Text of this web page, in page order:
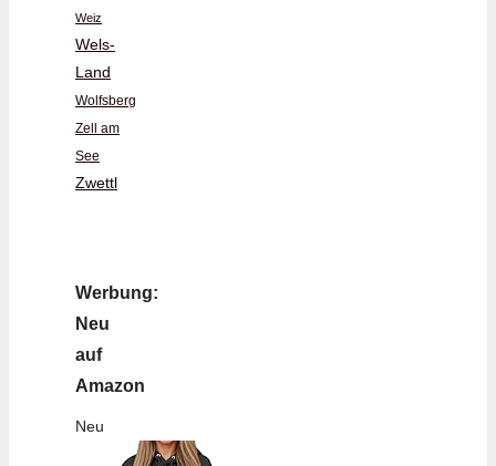
Weiz
Wels-
Land
Wolfsberg
Zell am
See
Zwettl
Werbung:
Neu
auf
Amazon
Neu